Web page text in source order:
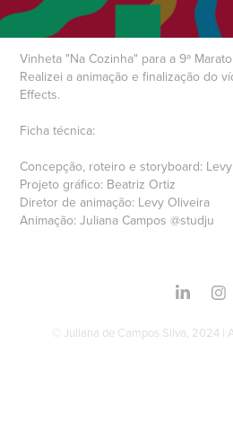
Vinheta "Na Cozinha" para a 9ª
Realizei a animação e finalização do
Effects.
Ficha técnica:
Concepção, roteiro e storyboard:
Projeto gráfico: Beatriz Ortiz
Diretor de animação: Levy Oliveira
Animação: Juliana Campos @studju
© Juliana de Campos Silva, 2024 |